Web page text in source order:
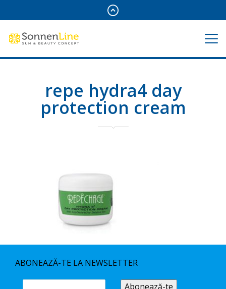
repe hydra4 day
protection cream
ABONEAZĂ-TE LA NEWSLETTER